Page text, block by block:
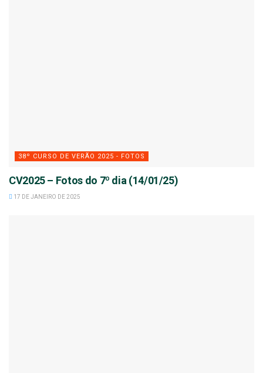
38º CURSO DE VERÃO 2025 - FOTOS
CV2025 – Fotos do 7º dia (14/01/25)
17 DE JANEIRO DE 2025